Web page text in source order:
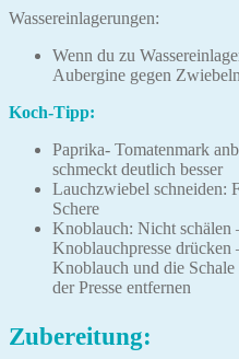
Wassereinlagerungen:
Wenn du zu
Aubergine gegen
Koch-Tipp:
Paprika- Tomatenmark
schmeckt deutlich besser
Lauchzwiebel schneiden:
Schere
Knoblauch: Nicht schälen
Knoblauchpresse drücken
Knoblauch und die Schale
der Presse entfernen
Zubereitung: